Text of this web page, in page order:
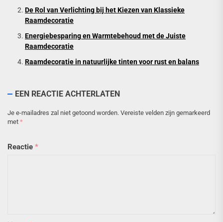
De Rol van Verlichting bij het Kiezen van Klassieke
Raamdecoratie
Energiebesparing en Warmtebehoud met de Juiste
Raamdecoratie
Raamdecoratie in natuurlijke tinten voor rust en balans
EEN REACTIE ACHTERLATEN
Je e-mailadres zal niet getoond worden. Vereiste velden zijn gemarkeerd
met *
Reactie *